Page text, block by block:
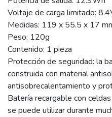
Voltaje de carga limitado:
Medidas: 119 x 55.5 x 17
Peso: 120g
Contenido: 1 pieza
Protección de seguridad: la
construida con material
antisobrecalentamiento y
Batería recargable con
se puede utilizar durante